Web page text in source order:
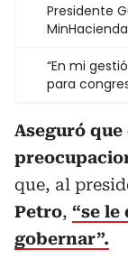
Presidente
“En mi
para
Aseguró
que, al
Petro, “se
gobernar”.